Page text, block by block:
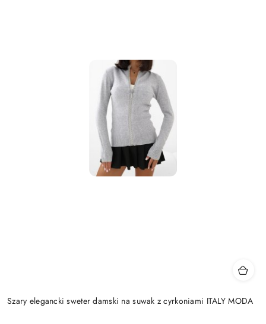
Szary elegancki sweter damski na suwak z cyrkoniami ITALY MODA